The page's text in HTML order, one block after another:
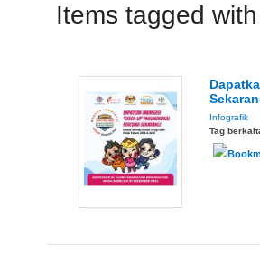
Items tagged
Infografik
Tag